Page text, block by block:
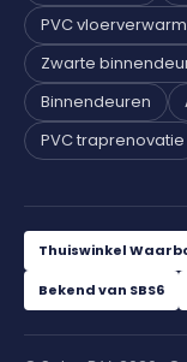
PVC
Zwarte
Binnendeuren
PVC traprenovatie
Thuiswinkel
Bekend van SBS6